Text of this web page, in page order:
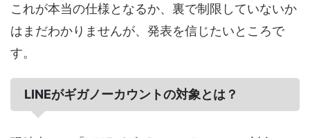
これが本当の仕様となるか、裏で制限していないか
はまだわかりませんが、発表を信じたいところで
す。
LINEがギガノーカウントの対象とは？